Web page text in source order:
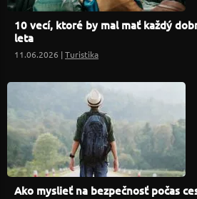
10 vecí, ktoré by mal mať každý
leta
11.06.2026 |Turistika
Ako myslieť na bezpečnosť počas